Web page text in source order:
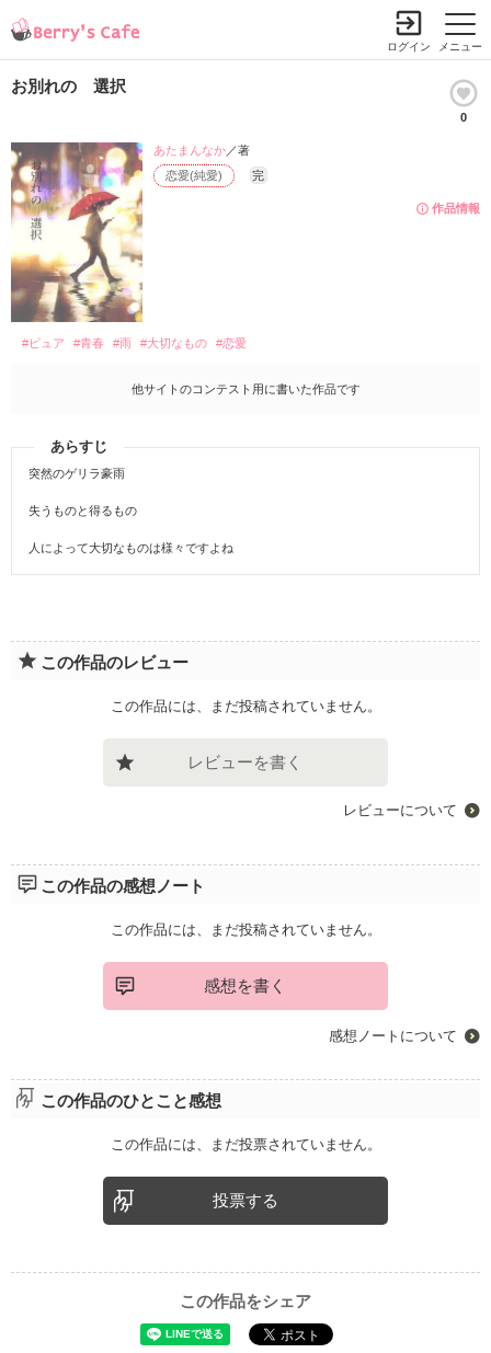
メニュー
ログイン
お別れの 選択
0
作品情報
恋愛(純愛) 完
あたまんなか／著
#ピュア #青春 #雨 #大切なもの #恋愛
他サイトのコンテスト用に書いた作品です
あらすじ
突然のゲリラ豪雨
失うものと得るもの
人によって大切なものは様々ですよね
この作品のレビュー
この作品には、まだ投稿されていません。
レビューを書く
レビューについて
この作品の感想ノート
この作品には、まだ投稿されていません。
感想を書く
感想ノートについて
この作品のひとこと感想
この作品には、まだ投票されていません。
投票する
この作品をシェア